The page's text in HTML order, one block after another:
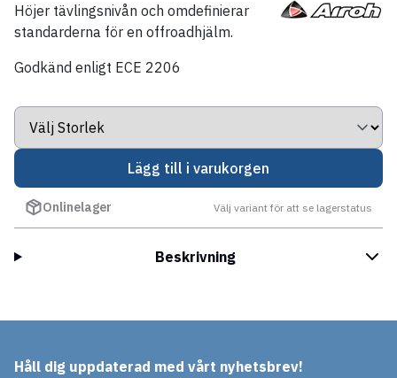
Höjer tävlingsnivån och omdefinierar
standarderna för en offroadhjälm.
Godkänd enligt ECE 2206
Lägg till i varukorgen
Onlinelager Välj variant för att se lagerstatus
Beskrivning
Håll dig uppdaterad med vårt nyhetsbrev!